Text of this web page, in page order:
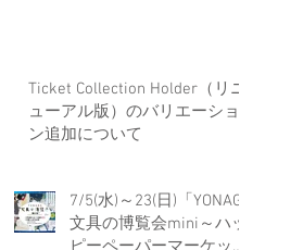
Ticket Collection Holder（リニ
ューアル版）のバリエーショ
ン追加について
7/5(水)～23(日)「YONAGO
文具の博覧会mini～ハッ